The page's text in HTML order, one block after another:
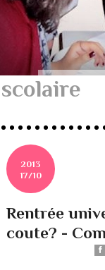
scolaire
2013
17/10
Rentrée
coute? -